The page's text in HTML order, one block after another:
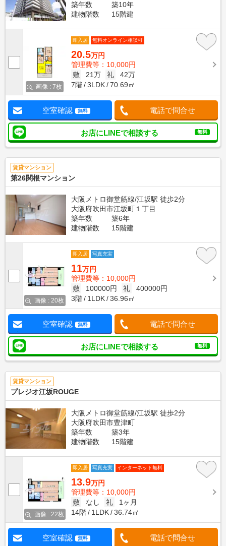
築年数
築10年
建物階数
15階建
画像 : 7枚
即入居 無料オンライン相談可
20.5万円
管理費等：10,000円
敷
21万 礼
42万
7階
3LDK 70.69㎡
空室確認 無料 電話で問合せ
お店にLINEで相談する 無料
賃貸マンション
第26関根マンション
大阪メトロ御堂筋線/江坂駅 徒歩2分
大阪府吹田市江坂町１丁目
築年数
築6年
建物階数
15階建
画像 : 20枚
即入居 写真充実
11万円
管理費等：10,000円
敷
100000円 礼
400000円
3階
1LDK 36.96㎡
空室確認 無料 電話で問合せ
お店にLINEで相談する 無料
賃貸マンション
プレジオ江坂ROUGE
大阪メトロ御堂筋線/江坂駅 徒歩2分
大阪府吹田市豊津町
築年数
築3年
建物階数
15階建
画像 : 22枚
即入居 写真充実 インターネット無料
13.9万円
管理費等：10,000円
敷
なし 礼
1ヶ月
14階
1LDK 36.74㎡
空室確認 無料 電話で問合せ